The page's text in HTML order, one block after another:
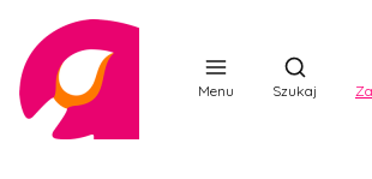
Menu
Otwórz
Szukaj